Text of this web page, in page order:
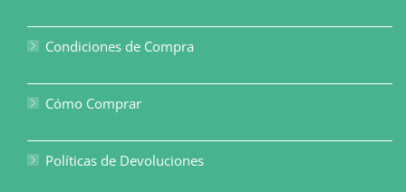
Condiciones de Compra
Cómo Comprar
Políticas de Devoluciones